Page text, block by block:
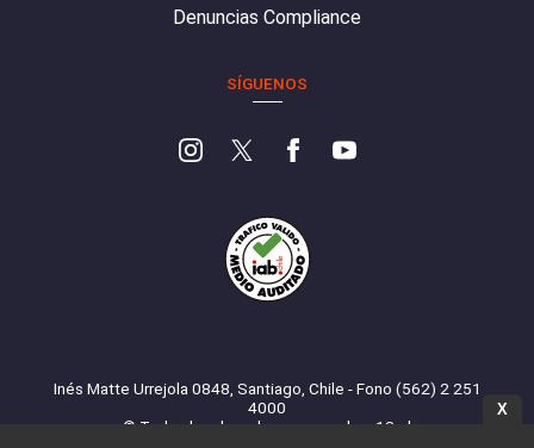
Denuncias Compliance
SÍGUENOS
Inés Matte Urrejola 0848, Santiago, Chile - Fono (562) 2 251
4000
© Todos los derechos reservados. 13.cl
X